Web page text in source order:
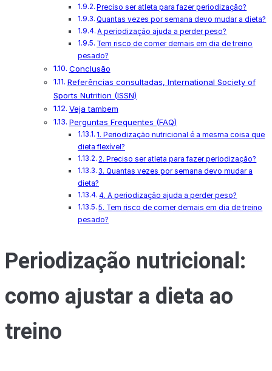
Preciso ser atleta para fazer periodização?
Quantas vezes por semana devo mudar a dieta?
A periodização ajuda a perder peso?
Tem risco de comer demais em dia de treino
pesado?
Conclusão
Referências consultadas, International Society of
Sports Nutrition (ISSN)
Veja tambem
Perguntas Frequentes (FAQ)
1. Periodização nutricional é a mesma coisa que
dieta flexível?
2. Preciso ser atleta para fazer periodização?
3. Quantas vezes por semana devo mudar a
dieta?
4. A periodização ajuda a perder peso?
5. Tem risco de comer demais em dia de treino
pesado?
Periodização nutricional:
como ajustar a dieta ao
treino